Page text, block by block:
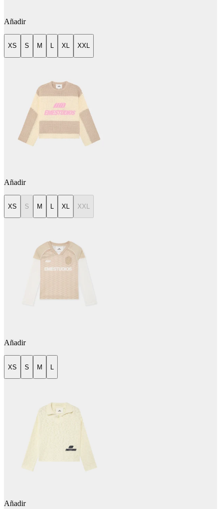
Añadir
XS S M L XL XXL
Añadir
XS S M L XL XXL
Añadir
XS S M
Añadir